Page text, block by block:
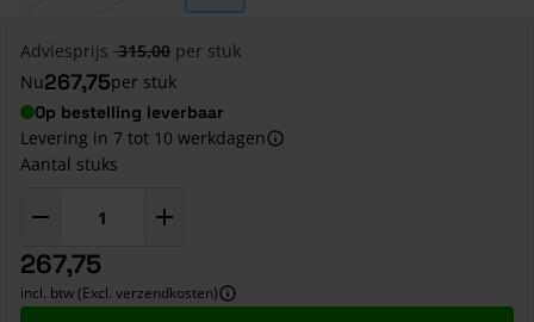
Adviesprijs 315,00 per stuk
Nu267,75per stuk
Op bestelling leverbaar
Levering in 7 tot 10 werkdagen
Aantal stuks
267,75
incl. btw (Excl. verzendkosten)